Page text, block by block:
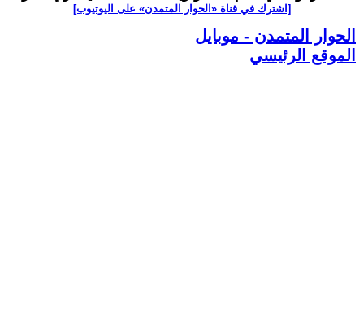
[اشترك في قناة ‫«الحوار المتمدن» على اليوتيوب]
الحوار المتمدن - موبايل
الموقع الرئيسي